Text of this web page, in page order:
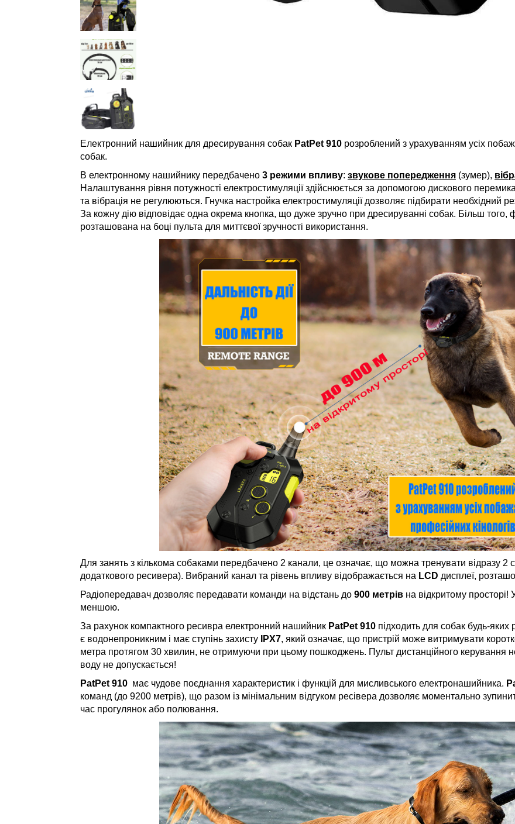
Електронний нашийник для дресирування собак PatPet 910 розроблений з урахуванням усіх
собак.
В електронному нашийнику передбачено 3 режими впливу: звукове попередження (зумер),
Налаштування рівня потужності електростимуляції здійснюється за допомогою дискового
та вібрація не регулюються. Гнучка настройка електростимуляції дозволяє підбирати необхідний
За кожну дію відповідає одна окрема кнопка, що дуже зручно при дресируванні собак. Більш того,
розташована на боці пульта для миттєвої зручності використання.
Для занять з кількома собаками передбачено 2 канали, це означає, що можна тренувати відразу 2
додаткового ресивера). Вибраний канал та рівень впливу відображається на LCD дисплеї,
Радіопередавач дозволяє передавати команди на відстань до 900 метрів на відкритому просторі!
меншою.
За рахунок компактного ресивра електронний нашийник PatPet 910 підходить для собак будь-
є водонепроникним і має ступінь захисту
IPX7, який означає, що пристрій може витримувати
метра протягом 30 хвилин, не отримуючи при цьому пошкоджень. Пульт дистанційного керування
воду не допускається!
PatPet 910 має чудове поєднання характеристик і функцій для мисливського електронашийника.
команд (до 9200 метрів), що разом із мінімальним відгуком ресівера дозволяє моментально
час прогулянок або полювання.